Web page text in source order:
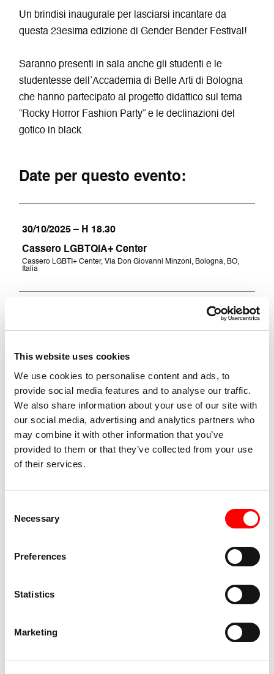
This website uses cookies
We use cookies to personalise content and ads, to
provide social media features and to analyse our traffic.
We also share information about your use of our site with
our social media, advertising and analytics partners who
may combine it with other information that you’ve
provided to them or that they’ve collected from your use
of their services.
Selection
Necessary
Preferences
Statistics
Marketing
Un brindisi inaugurale per lasciarsi incantare da
questa 23esima edizione di Gender Bender Festival!
Saranno presenti in sala anche gli studenti e le
studentesse dell’Accademia di Belle Arti di Bologna
che hanno partecipato al progetto didattico sul tema
“Rocky Horror Fashion Party” e le declinazioni del
gotico in black.
Date per questo evento:
30/10/2025 – H 18.30
Cassero LGBTQIA+ Center
Cassero LGBTI+ Center, Via Don Giovanni Minzoni, Bologna, BO,
Italia
Ingresso gratuito
Accessibilità
Interpretariato in LIS
Accessibile per persone su sedia a rotelle e
persone con difficoltà motoria tramite ascensore o
Presenza di effetti visivi critici per persone con
Presenza di rumori forti (tappi per le orecchie
Scopri gli altri appuntamenti